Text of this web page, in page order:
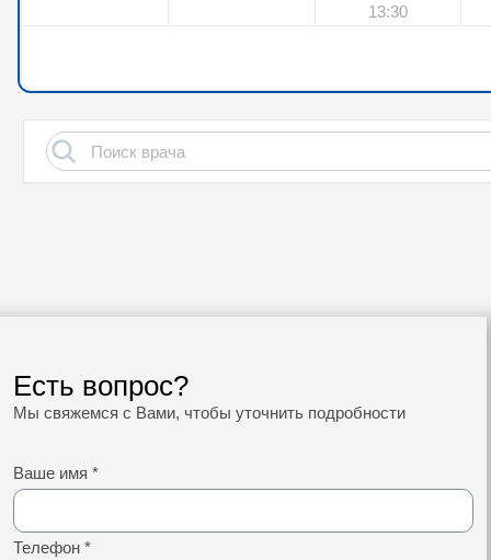
13:30
Есть вопрос?
Мы свяжемся с Вами, чтобы уточнить подробности
Ваше имя *
Телефон *